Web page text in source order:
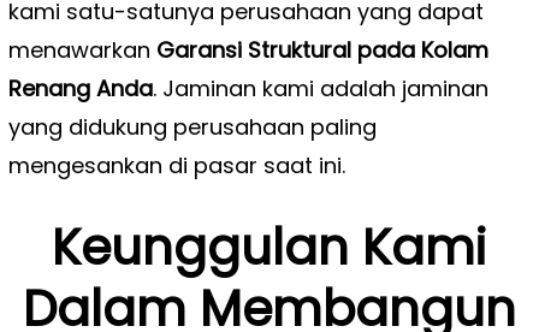
kami satu-satunya perusahaan yang dapat
menawarkan Garansi Struktural pada Kolam
Renang Anda. Jaminan kami adalah jaminan
yang didukung perusahaan paling
mengesankan di pasar saat ini.
Keunggulan Kami
Dalam Membangun